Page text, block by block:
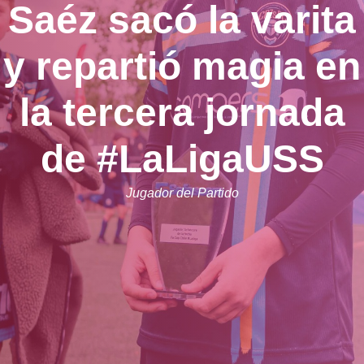
Saéz sacó la varita
y repartió magia en
la tercera jornada
de #LaLigaUSS
Jugador del Partido